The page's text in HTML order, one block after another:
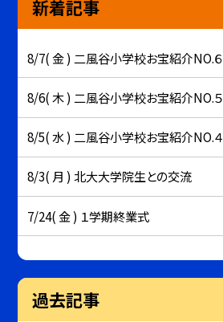
新着記事
8/7( 金 ) 二風谷小学校お宝紹介NO.６
8/6( 木 ) 二風谷小学校お宝紹介NO.５
8/5( 水 ) 二風谷小学校お宝紹介NO.４
8/3( 月 ) 北大大学院生との交流
7/24( 金 ) １学期終業式
過去記事